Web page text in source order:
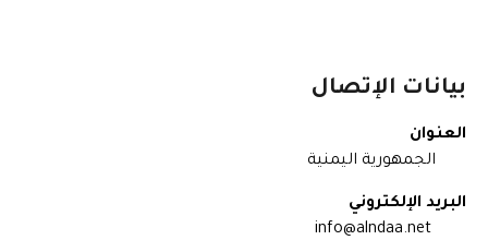
بيانات الإتصال
العنوان
الجمهورية اليمنية
البريد الإلكتروني
info@alndaa.net